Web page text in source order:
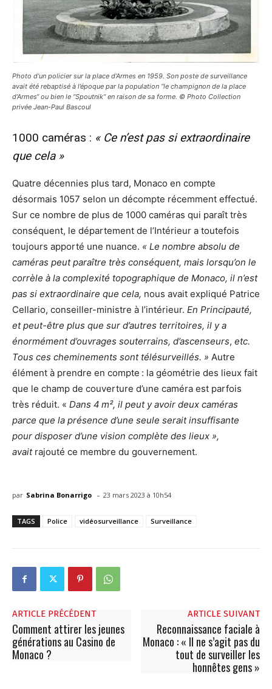
Photo d’un policier sur la place d’Armes en 1959. Son poste de surveillance
avait été rebaptisé à l’époque par la population “le champignon de la place
d’Armes“ ou bien le “Spoutnik“ en raison de sa forme. © Photo Collection
privée Jean-Paul Bascoul
1000 caméras : « Ce n’est pas si extraordinaire
que cela »
Quatre décennies plus tard, Monaco en compte
désormais 1057 selon un décompte récemment effectué.
Sur ce nombre de plus de 1000 caméras qui paraît très
conséquent, le département de l’Intérieur a toutefois
toujours apporté une nuance. « Le nombre absolu de
caméras peut paraître très conséquent, mais lorsqu’on le
corrèle à la complexité topographique de Monaco, il n’est
pas si extraordinaire que cela, nous avait expliqué Patrice
Cellario, conseiller-ministre à l’intérieur. En Principauté,
et peut-être plus que sur d’autres territoires, il y a
énormément d’ouvrages souterrains, d’ascenseurs, etc.
Tous ces cheminements sont télésurveillés. » Autre
élément à prendre en compte : la géométrie des lieux fait
que le champ de couverture d’une caméra est parfois
très réduit. « Dans 4 m², il peut y avoir deux caméras
parce que la présence d’une seule serait insuffisante
pour disposer d’une vision complète des lieux »,
avait rajouté ce membre du gouvernement.
par Sabrina Bonarrigo - 23 mars 2023 à 10h54
TAGS Police vidéosurveillance Surveillance
ARTICLE PRÉCÉDENT
Comment attirer les jeunes
générations au Casino de
Monaco ?
ARTICLE SUIVANT
Reconnaissance faciale à
Monaco : « Il ne s’agit pas du
tout de surveiller les
honnêtes gens »